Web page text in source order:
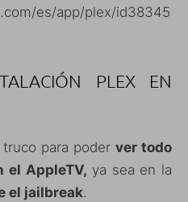
es/app/plex/id38345
PLEX EN
para poder ver todo
el AppleTV, ya sea en la
el jailbreak.